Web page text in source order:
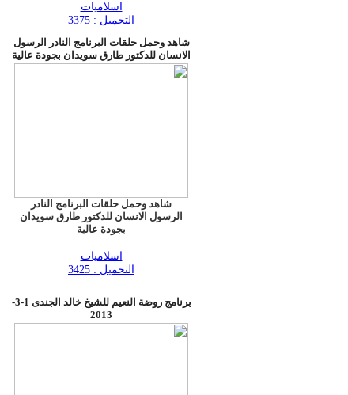
اسلاميات
التحميل : 3375
شاهد وحمل حلقات البرنامج النادر الرسول
الانسان للدكتور طارق سويدان بجودة عالية
شاهد وحمل حلقات البرنامج النادر
الرسول الانسان للدكتور طارق سويدان
بجودة عالية
اسلاميات
التحميل : 3425
برنامج روضة النعيم للشيخ خالد الجندى 1-3-
2013